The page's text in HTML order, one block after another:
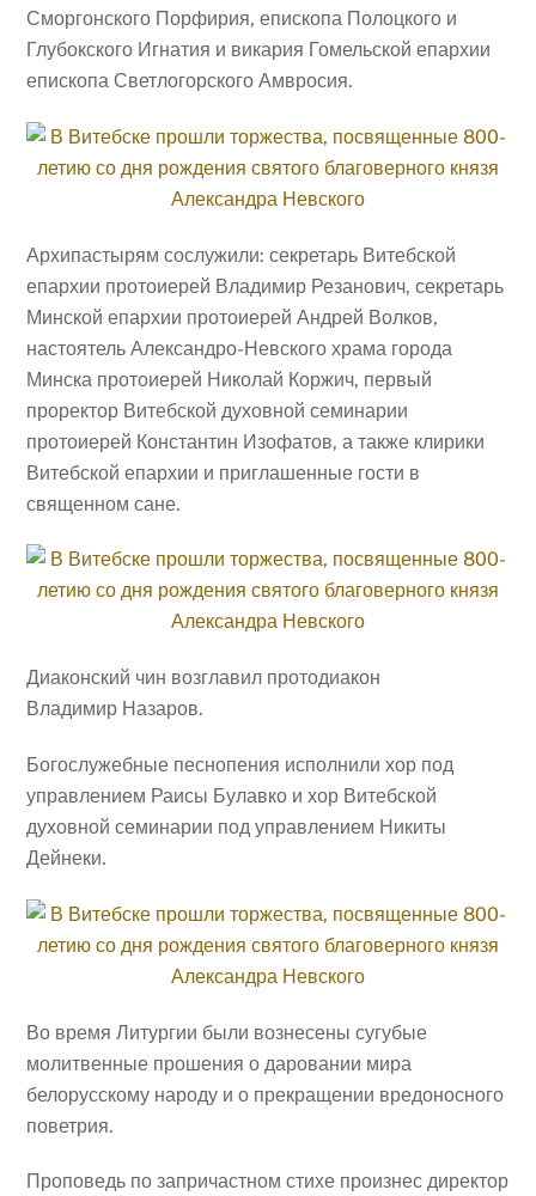
Сморгонского Порфирия, епископа Полоцкого и
Глубокского Игнатия и викария Гомельской епархии
епископа Светлогорского Амвросия.
Архипастырям сослужили: секретарь Витебской
епархии протоиерей Владимир Резанович, секретарь
Минской епархии протоиерей Андрей Волков,
настоятель Александро-Невского храма города
Минска протоиерей Николай Коржич, первый
проректор Витебской духовной семинарии
протоиерей Константин Изофатов, а также клирики
Витебской епархии и приглашенные гости в
священном сане.
Диаконский чин возглавил протодиакон
Владимир Назаров.
Богослужебные песнопения исполнили хор под
управлением Раисы Булавко и хор Витебской
духовной семинарии под управлением Никиты
Дейнеки.
Во время Литургии были вознесены сугубые
молитвенные прошения о даровании мира
белорусскому народу и о прекращении вредоносного
поветрия.
Проповедь по запричастном стихе произнес директор